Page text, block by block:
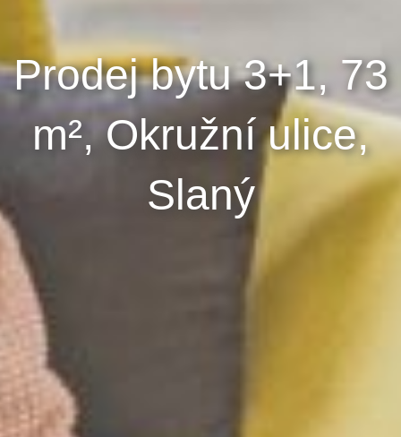
Prodej bytu 3+1, 73
m², Okružní ulice,
Slaný